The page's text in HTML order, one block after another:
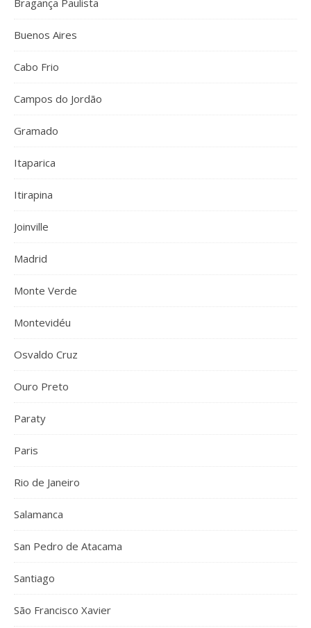
Bragança Paulista
Buenos Aires
Cabo Frio
Campos do Jordão
Gramado
Itaparica
Itirapina
Joinville
Madrid
Monte Verde
Montevidéu
Osvaldo Cruz
Ouro Preto
Paraty
Paris
Rio de Janeiro
Salamanca
San Pedro de Atacama
Santiago
São Francisco Xavier